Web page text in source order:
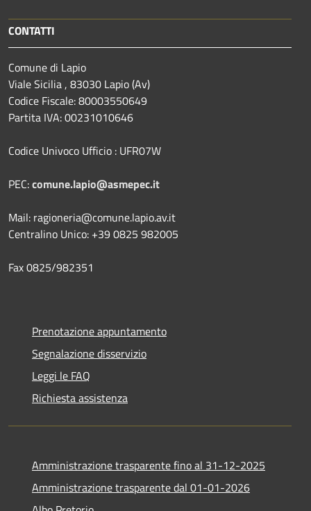
CONTATTI
Comune di Lapio
Viale Sicilia , 83030 Lapio (Av)
Codice Fiscale: 80003550649
Partita IVA: 00231010646
Codice Univoco Ufficio : UFR07W
PEC:comune.lapio@asmepec.it
Mail: ragioneria@comune.lapio.av.it
Centralino Unico: +39 0825 982005
Fax 0825/982351
Prenotazione appuntamento
Segnalazione disservizio
Leggi le FAQ
Richiesta assistenza
Amministrazione trasparente fino al 31-12-2025
Amministrazione trasparente dal 01-01-2026